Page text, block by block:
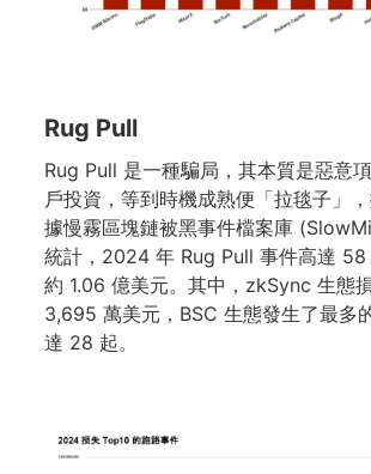
Rug Pull
Rug Pull 是一種騙局，其本質是惡意
戶投資，等到時機成熟便「拉毯子」
據慢霧區塊鏈被黑事件檔案庫
統計，2024 年 Rug Pull 事件高達 58
約 1.06 億美元。其中，zkSync 生態
3,695 萬美元，BSC 生態發生了最多
達 28 起。